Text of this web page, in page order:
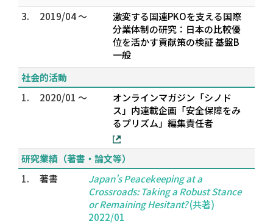
3.
2019/04 ～
激変する国連PKOを支える国際
分業体制の研究：日本の比較優
位を活かす貢献策の検証 基盤B
一般
社会的活動
1.
2020/01 ～
オンラインマガジン「シノド
ス」内連載企画「安全保障をみ
るプリズム」編集責任者
研究業績（著書・論文等）
1.
著書
Japan's Peacekeeping at a
Crossroads: Taking a Robust Stance
or Remaining Hesitant?(共著)
2022/01